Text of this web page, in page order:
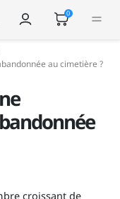
0
au cimetière ?
croissant de